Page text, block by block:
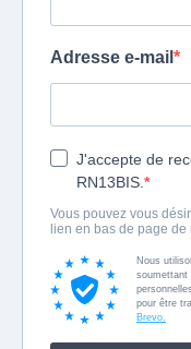
Adresse e-mail
J'accepte de
RN13BIS.
Vous pouvez vous
lien en bas de page de
Nous
soumettant
pour être
Brevo.